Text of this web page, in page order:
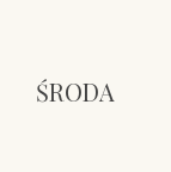
ŚRODA